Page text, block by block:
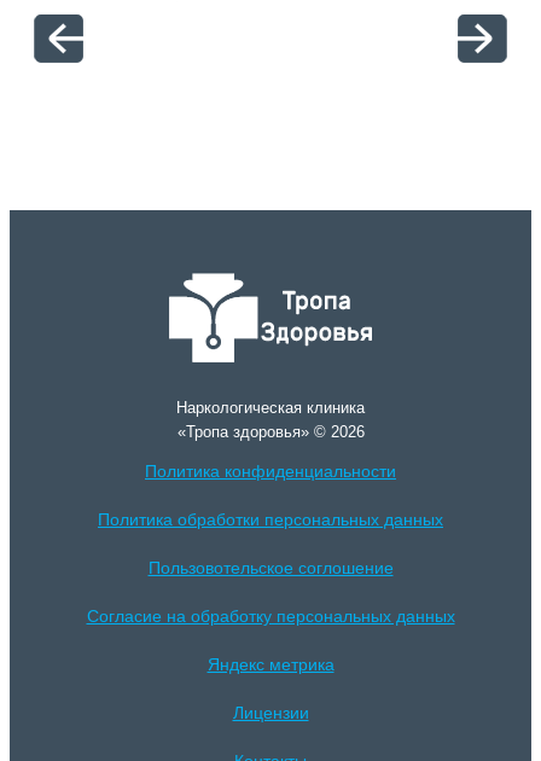
Наркологическая клиника
«Тропа здоровья» © 2026
Политика конфиденциальности
Политика обработки персональных данных
Пользовотельское соглошение
Согласие на обработку персональных данных
Яндекс метрика
Лицензии